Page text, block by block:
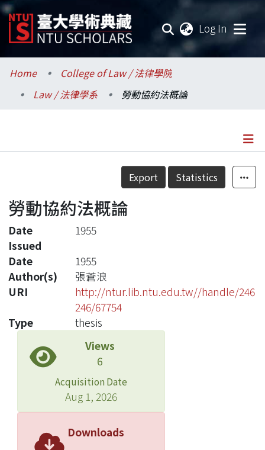
Log In
Communities & Collections
Research Outputs
Statistics
Home
College of Law / 法律學院
Law / 法律學系
勞動協約法概論
Details
Export Statistics
勞動協約法概論
Date
Issued
1955
Date
1955
Author(s)
張蒼浪
URI
http://ntur.lib.ntu.edu.tw//handle/246
246/67754
Type
thesis
Views
6
Acquisition Date
Aug 1, 2026
Downloads